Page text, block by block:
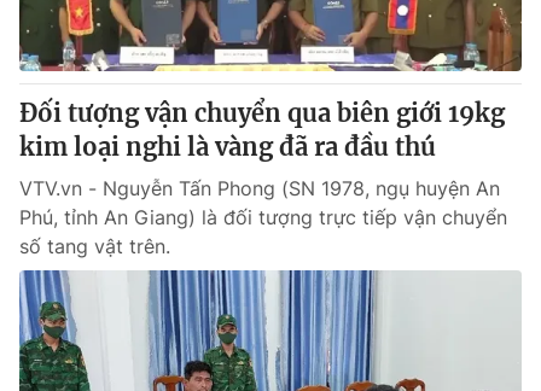
Đối tượng vận chuyển qua biên giới 19kg
kim loại nghi là vàng đã ra đầu thú
VTV.vn - Nguyễn Tấn Phong (SN 1978, ngụ huyện An
Phú, tỉnh An Giang) là đối tượng trực tiếp vận chuyển
số tang vật trên.